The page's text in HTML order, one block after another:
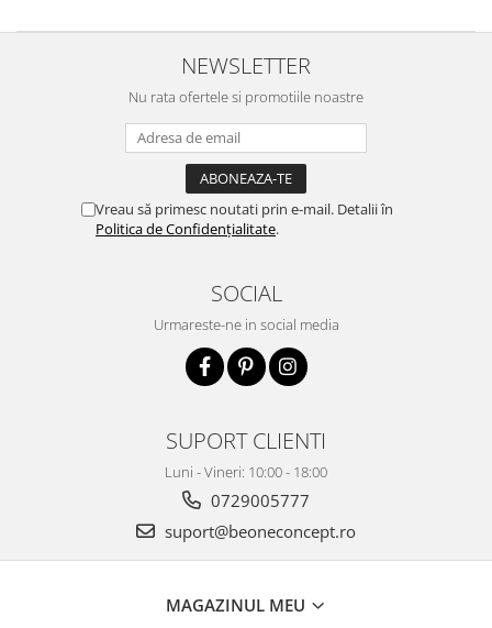
NEWSLETTER
Nu rata ofertele si promotiile noastre
Vreau să primesc noutati prin e-mail. Detalii în
Politica de Confidențialitate.
SOCIAL
Urmareste-ne in social media
SUPORT CLIENTI
Luni - Vineri: 10:00 - 18:00
0729005777
suport@beoneconcept.ro
MAGAZINUL MEU